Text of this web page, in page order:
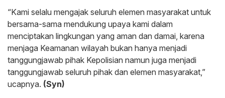
“Kami selalu mengajak seluruh elemen masyarakat untuk
bersama-sama mendukung upaya kami dalam
menciptakan lingkungan yang aman dan damai, karena
menjaga Keamanan wilayah bukan hanya menjadi
tanggungjawab pihak Kepolisian namun juga menjadi
tanggungjawab seluruh pihak dan elemen masyarakat,”
ucapnya. (Syn)